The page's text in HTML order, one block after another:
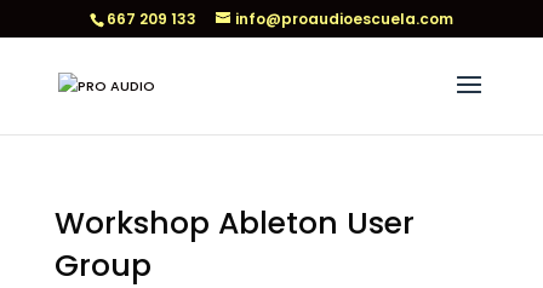
667 209 133 info@proaudioescuela.com
Workshop Ableton User
Group